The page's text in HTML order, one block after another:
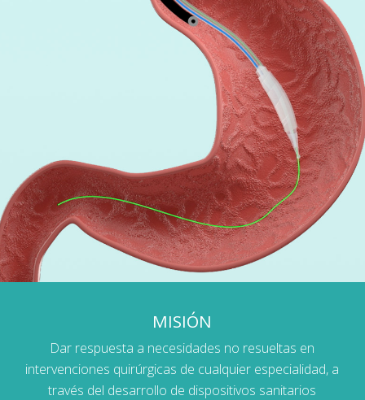
MISIÓN
Dar respuesta a necesidades no resueltas en
intervenciones quirúrgicas de cualquier especialidad, a
través del desarrollo de dispositivos sanitarios